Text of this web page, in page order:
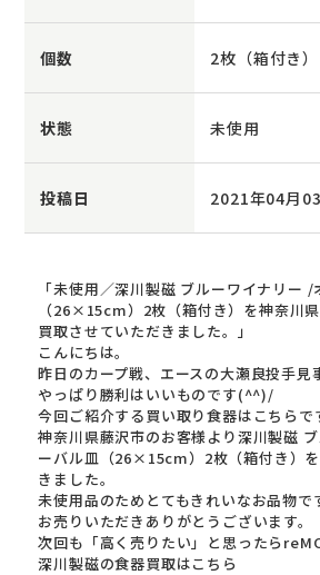
個数 2枚（箱付き）
状態 未使用
投稿日 2021年04月
「未使用／深川製磁 ブルーワイナリー /
（26×15cm）2枚（箱付き）を神奈川
買取させていただきました。」
こんにちは。
昨日のカープ戦、エースの大瀬良投手
やっぱり勝利はいいものです(^^)/
今回ご紹介する買い取り食器はこちらで
神奈川県藤沢市のお客様より深川製磁
ーバル皿（26×15cm）2枚（箱付き）
きました。
未使用品のためとてもきれいなお品物で
お売りいただきありがとうございます。
次回も「高く売りたい」と思ったら
深川製磁の食器買取はこちら